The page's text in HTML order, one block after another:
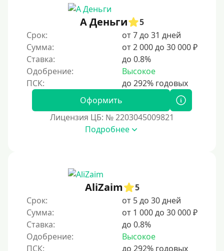
30 дней без процентов
60 дней
3 месяца
90 дней
100 дней
5 месяцев
365 дней
2 года
3 года
4 года
А Деньги
5
Срок:
от 7 до 31 дней
Сумма:
от 2 000 до 30 000 ₽
Ставка:
до 0.8%
Одобрение:
Высокое
Оформить
Лицензия ЦБ: № 2203045009821
Подробнее
AliZaim
5
Срок:
от 5 до 30 дней
Сумма:
от 1 000 до 30 000 ₽
Ставка:
до 0.8%
Одобрение:
Высокое